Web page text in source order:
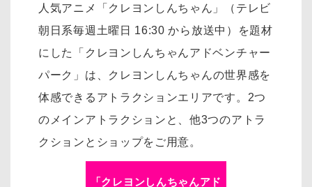
人気アニメ「クレヨンしんちゃん」（テレビ
朝日系毎週土曜日 16:30 から放送中）を題材
にした「クレヨンしんちゃんアドベンチャー
パーク」は、
クレヨンしんちゃんの世界感を
体感できるアトラクションエリアです。 2つ
のメインアトラクションと、他3つのアトラ
クションとショップをご用意。
「クレヨンしんちゃんアド